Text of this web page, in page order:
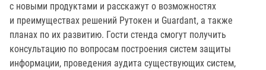
с новыми продуктами и расскажут о возможностях
и преимуществах решений Рутокен и Guardant, а также
планах по их развитию. Гости стенда смогут получить
консультацию по вопросам построения систем защиты
информации, проведения аудита существующих систем,